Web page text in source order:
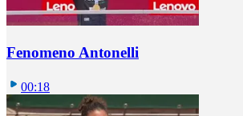
Fenomeno Antonelli
00:18